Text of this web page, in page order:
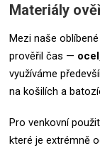
Materiály
Mezi naše
prověřil čas —
využíváme
na košilích a
Pro venkovní
které je extrémně